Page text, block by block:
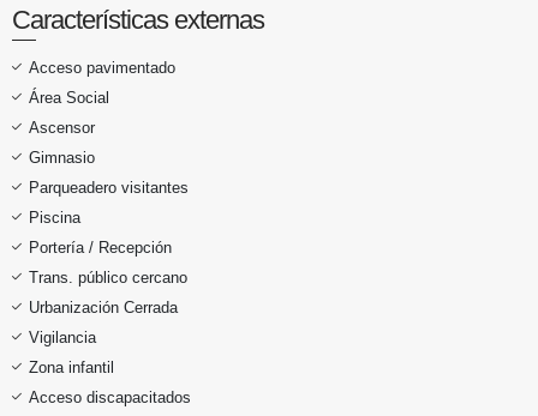
Características externas
Acceso pavimentado
Área Social
Ascensor
Gimnasio
Parqueadero visitantes
Piscina
Portería / Recepción
Trans. público cercano
Urbanización Cerrada
Vigilancia
Zona infantil
Acceso discapacitados